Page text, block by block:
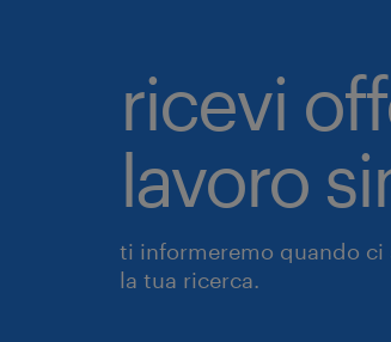
ricevi
lavoro
ti informeremo quando ci
la tua ricerca.